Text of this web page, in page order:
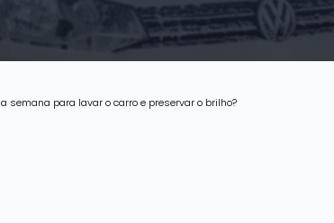
semana para lavar o carro e preservar o brilho?